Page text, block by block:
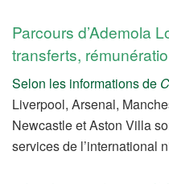
Parcours d’Ademola
transferts,
Selon les informations de
Liverpool, Arsenal,
Newcastle et Aston Villa
services de l’international